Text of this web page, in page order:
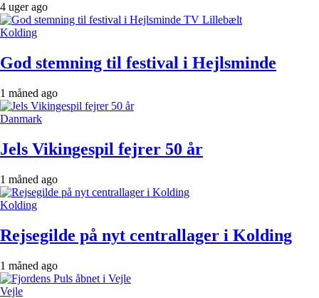
4 uger ago
Kolding
God stemning til festival i Hejlsminde
1 måned ago
Danmark
Jels Vikingespil fejrer 50 år
1 måned ago
Kolding
Rejsegilde på nyt centrallager i Kolding
1 måned ago
Vejle